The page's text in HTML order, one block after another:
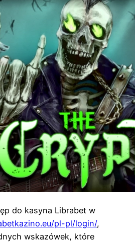
do kasyna Librabet w
pl-pl/login/,
wskazówek, które